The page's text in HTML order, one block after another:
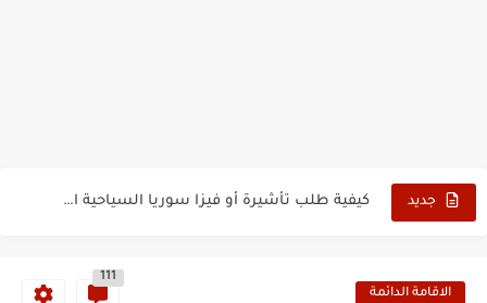
جديد كيفية طلب تأشيرة أو فيزا سوريا السياحية الإلكترونية
تأشيرة أو جزر ماريانا الشمالية الأمريكية 2026 الاقامة الدائمة
111